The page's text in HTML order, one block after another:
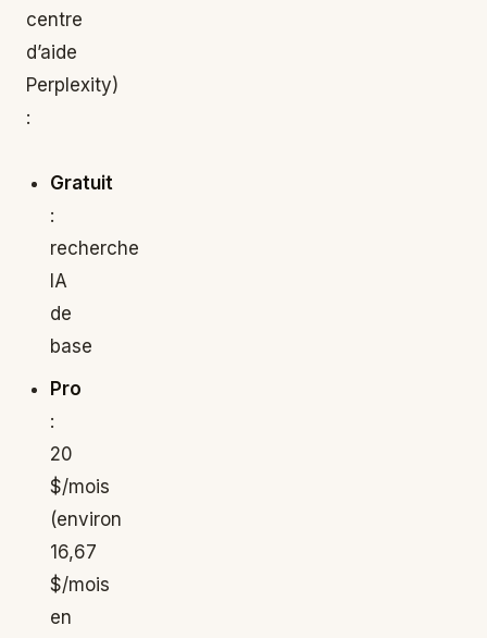
centre
d’aide
Perplexity)
:
Gratuit
:
recherche
IA
de
base
Pro
:
20
$/mois
(environ
16,67
$/mois
en